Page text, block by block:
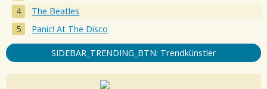
The Beatles
Panic! At The Disco
SIDEBAR_TRENDING_BTN: Trendkünstler